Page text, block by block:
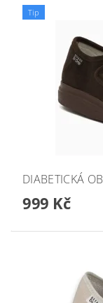
Tip
DIABETICKÁ
999 Kč